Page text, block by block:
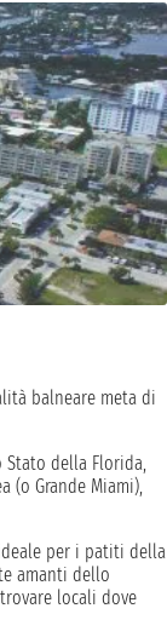
balneare meta di
della Florida,
(o Grande Miami),
per i patiti della
amanti dello
locali dove